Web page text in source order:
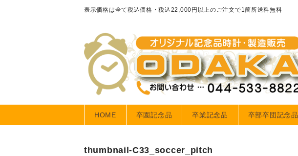
表示価格は全て税込価格・税込22,000円以上のご注文で1箇所送料無料
HOME 卒園記念品 卒業記念品 卒部卒団記念品
thumbnail-C33_soccer_pitch